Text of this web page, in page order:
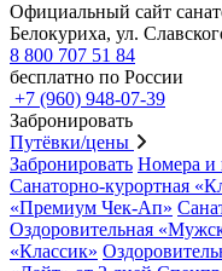
Официальный сайт
Белокуриха, ул.
8 800 707 51 84
бесплатно по России
+7 (960) 948-07-39
Забронировать
Путёвки/цены
Забронировать Номера и
Санаторно-курортная
«Премиум Чек-Ап»
Оздоровительная
«Классик»